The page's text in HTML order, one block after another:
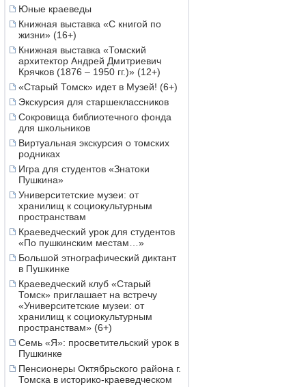
Юные краеведы
Книжная выставка «С книгой по
жизни» (16+)
Книжная выставка «Томский
архитектор Андрей Дмитриевич
Крячков (1876 – 1950 гг.)» (12+)
«Старый Томск» идет в Музей! (6+)
Экскурсия для старшеклассников
Сокровища библиотечного фонда
для школьников
Виртуальная экскурсия о томских
родниках
Игра для студентов «Знатоки
Пушкина»
Университетские музеи: от
хранилищ к социокультурным
пространствам
Краеведческий урок для студентов
«По пушкинским местам…»
Большой этнографический диктант
в Пушкинке
Краеведческий клуб «Старый
Томск» приглашает на встречу
«Университетские музеи: от
хранилищ к социокультурным
пространствам» (6+)
Семь «Я»: просветительский урок в
Пушкинке
Пенсионеры Октябрьского района г.
Томска в историко-краеведческом